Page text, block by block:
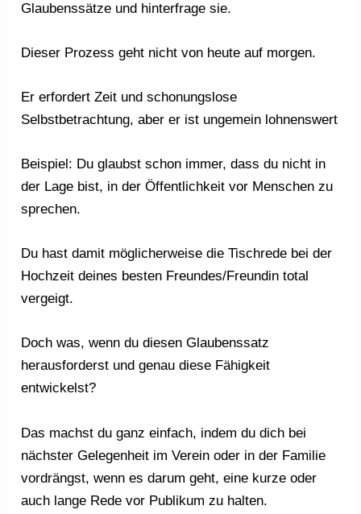
Glaubenssätze und hinterfrage sie.
Dieser Prozess geht nicht von heute auf morgen.
Er erfordert Zeit und schonungslose
Selbstbetrachtung, aber er ist ungemein lohnenswert
Beispiel: Du glaubst schon immer, dass du nicht in
der Lage bist, in der Öffentlichkeit vor Menschen zu
sprechen.
Du hast damit möglicherweise die Tischrede bei der
Hochzeit deines besten Freundes/Freundin total
vergeigt.
Doch was, wenn du diesen Glaubenssatz
herausforderst und genau diese Fähigkeit
entwickelst?
Das machst du ganz einfach, indem du dich bei
nächster Gelegenheit im Verein oder in der Familie
vordrängst, wenn es darum geht, eine kurze oder
auch lange Rede vor Publikum zu halten.